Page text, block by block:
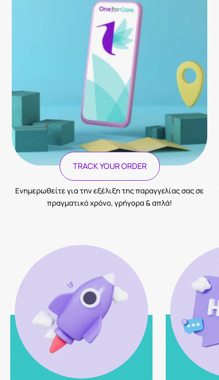
TRACK YOUR ORDER
Ενημερωθείτε για την εξέλιξη της παραγγελίας σας σε
πραγματικό χρόνο, γρήγορα & απλά!